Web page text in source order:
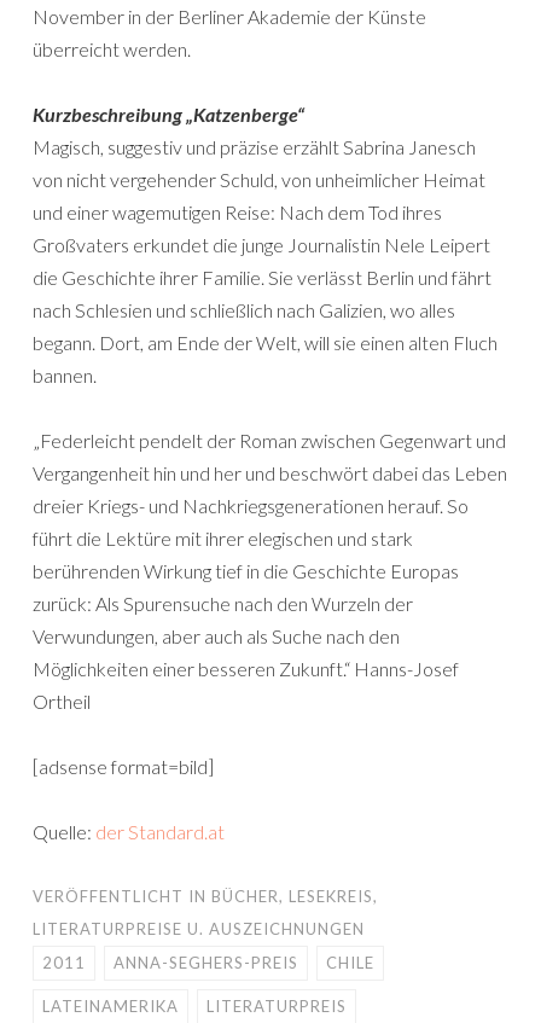
November in der Berliner Akademie der Künste
überreicht werden.
Kurzbeschreibung „Katzenberge“
Magisch, suggestiv und präzise erzählt Sabrina Janesch
von nicht vergehender Schuld, von unheimlicher Heimat
und einer wagemutigen Reise: Nach dem Tod ihres
Großvaters erkundet die junge Journalistin Nele Leipert
die Geschichte ihrer Familie. Sie verlässt Berlin und fährt
nach Schlesien und schließlich nach Galizien, wo alles
begann. Dort, am Ende der Welt, will sie einen alten Fluch
bannen.
„Federleicht pendelt der Roman zwischen Gegenwart und
Vergangenheit hin und her und beschwört dabei das Leben
dreier Kriegs- und Nachkriegsgenerationen herauf. So
führt die Lektüre mit ihrer elegischen und stark
berührenden Wirkung tief in die Geschichte Europas
zurück: Als Spurensuche nach den Wurzeln der
Verwundungen, aber auch als Suche nach den
Möglichkeiten einer besseren Zukunft.“ Hanns-Josef
Ortheil
[adsense format=bild]
Quelle: der Standard.at
VERÖFFENTLICHT IN BÜCHER, LESEKREIS,
LITERATURPREISE U. AUSZEICHNUNGEN
2011
ANNA-SEGHERS-PREIS CHILE
LATEINAMERIKA LITERATURPREIS